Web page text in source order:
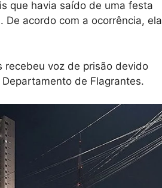
que havia saído de uma festa
acordo com a ocorrência, ela
recebeu voz de prisão devido
de Flagrantes.